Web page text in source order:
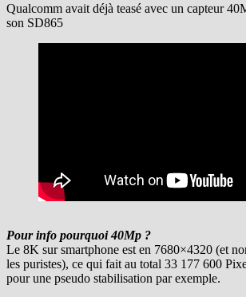
Qualcomm avait déjà teasé avec un capteur
son SD865
Pour info pourquoi 40Mp ?
Le 8K sur smartphone est en 7680×4320 (et
les puristes), ce qui fait au total ‭33 177 600‬
pour une pseudo stabilisation par exemple.